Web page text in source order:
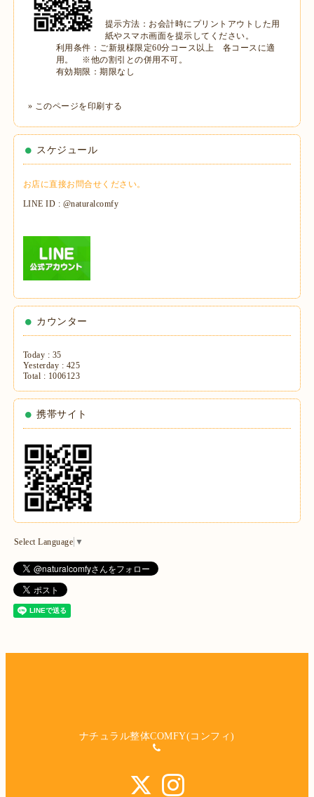
提示方法： お会計時にプリントアウトした用
紙やスマホ画面を提示してください。
利用条件： ご新規様限定60分コース以上 各コースに適
用。 ※他の割引との併用不可。
有効期限：期限なし
» このページを印刷する
スケジュール
お店に直接お問合せください。
LINE ID : @naturalcomfy
カウンター
Today : 35
Yesterday : 425
Total : 1006123
携帯サイト
Select Language ▼
ナチュラル整体COMFY(コンフィ)